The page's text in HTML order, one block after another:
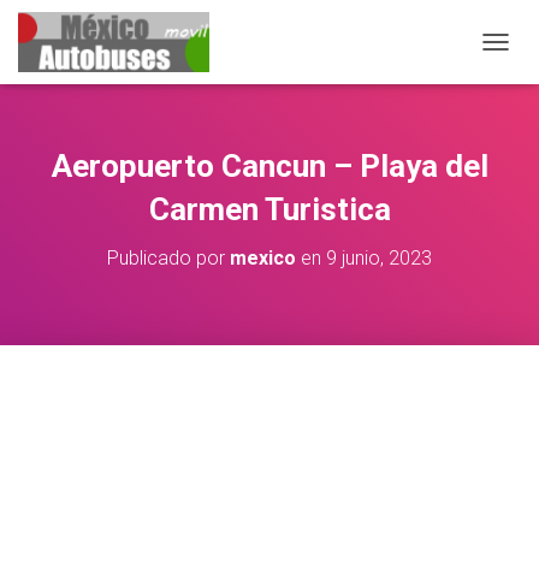
Aeropuerto Cancun – Playa del
Carmen Turistica
Publicado por mexico en 9 junio, 2023